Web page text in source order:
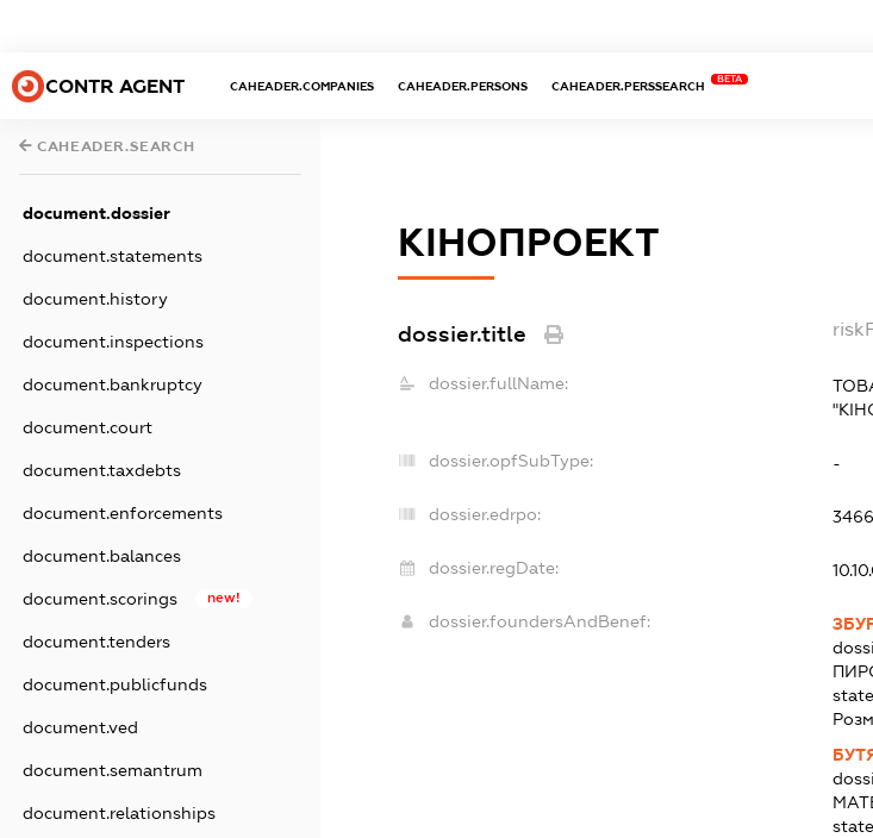
CONTR AGENT CAHEADER.COMPANIES CAHEADER.PERSONS CAHEADER.PERSSEARCH
BETA
CAHEADER.SEARCH
document.dossier
document.statements
document.history
document.inspections
document.bankruptcy
document.court
document.taxdebts
document.enforcements
document.balances
document.scorings new!
document.tenders
document.publicfunds
document.ved
document.semantrum
document.relationships
КІНОПРОЕКТ
dossier.title
dossier.fullName:
dossier.opfSubType: -
dossier.edrpo:
dossier.regDate:
dossier.foundersAndBenef: